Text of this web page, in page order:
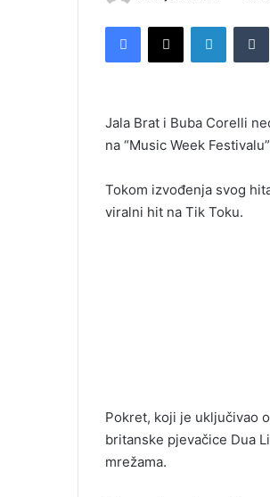
d
e
m
i
l
Jala Brat i Buba Corelli
na “Music Week
Tokom izvođenja svog
viralni hit na Tik Toku.
Pokret, koji je uključivao
britanske pjevačice Dua
mrežama.